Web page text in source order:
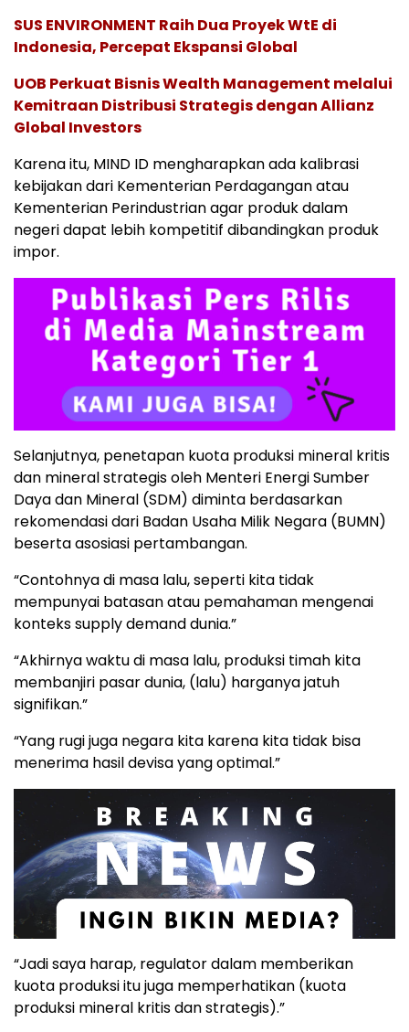
SUS ENVIRONMENT Raih Dua Proyek WtE di
Indonesia, Percepat Ekspansi Global
UOB Perkuat Bisnis Wealth Management melalui
Kemitraan Distribusi Strategis dengan Allianz
Global Investors
Karena itu, MIND ID mengharapkan ada kalibrasi
kebijakan dari Kementerian Perdagangan atau
Kementerian Perindustrian agar produk dalam
negeri dapat lebih kompetitif dibandingkan produk
impor.
Selanjutnya, penetapan kuota produksi mineral kritis
dan mineral strategis oleh Menteri Energi Sumber
Daya dan Mineral (SDM) diminta berdasarkan
rekomendasi dari Badan Usaha Milik Negara (BUMN)
beserta asosiasi pertambangan.
“Contohnya di masa lalu, seperti kita tidak
mempunyai batasan atau pemahaman mengenai
konteks supply demand dunia.”
“Akhirnya waktu di masa lalu, produksi timah kita
membanjiri pasar dunia, (lalu) harganya jatuh
signifikan.”
“Yang rugi juga negara kita karena kita tidak bisa
menerima hasil devisa yang optimal.”
“Jadi saya harap, regulator dalam memberikan
kuota produksi itu juga memperhatikan (kuota
produksi mineral kritis dan strategis).”